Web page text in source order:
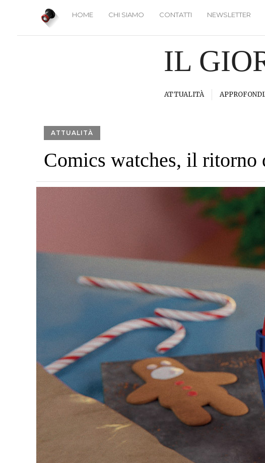
HOME CHI SIAMO CONTATTI NEWSLETTER
IL
ATTUALITÀ
ATTUALITÀ
Comics watches, il ritorno